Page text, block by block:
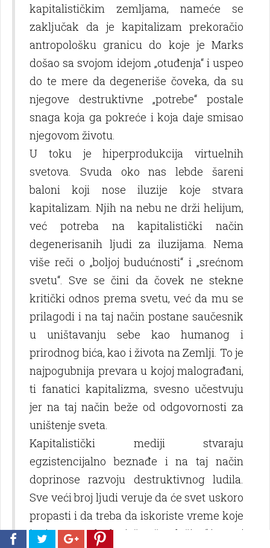
Српски језик
kapitalističkim zemlјama, nameće se
zaklјučak da je kapitalizam prekoračio
antropološku granicu do koje je Marks
došao sa svojom idejom „otuđenja“ i uspeo
do te mere da degeneriše čoveka, da su
njegove destruktivne „potrebe“ postale
snaga koja ga pokreće i koja daje smisao
njegovom životu.
U toku je hiperprodukcija virtuelnih
svetova. Svuda oko nas lebde šareni
baloni koji nose iluzije koje stvara
kapitalizam. Nјih na nebu ne drži helijum,
već potreba na kapitalistički način
degenerisanih lјudi za iluzijama. Nema
više reči o „bolјoj budućnosti“ i „srećnom
svetu“. Sve se čini da čovek ne stekne
kritički odnos prema svetu, već da mu se
prilagodi i na taj način postane saučesnik
u uništavanju sebe kao humanog i
prirodnog bića, kao i života na Zemlјi. To je
najpogubnija prevara u kojoj malograđani,
ti fanatici kapitalizma, svesno učestvuju
jer na taj način beže od odgovornosti za
uništenje sveta.
Kapitalistički mediji stvaraju
egzistencijalno beznađe i na taj način
doprinose razvoju destruktivnog ludila.
Sve veći broj lјudi veruje da će svet uskoro
propasti i da treba da iskoriste vreme koje
im je preostalo da „još nešto dožive“ i na taj